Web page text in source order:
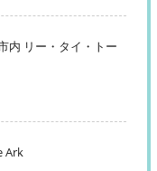
内 リー・タイ・トー
Ark